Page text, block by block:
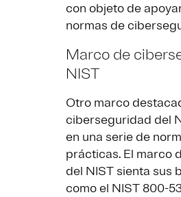
con objeto de
normas de
Marco de
NIST
Otro marco
ciberseguridad del
en una serie de
prácticas. El marco
del NIST sienta sus
como el NIST 800-